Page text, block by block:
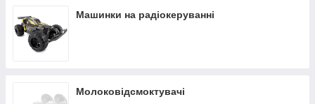
Машинки на радіокеруванні
Молоковідсмоктувачі